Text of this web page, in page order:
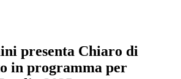
presenta Chiaro di
in programma per